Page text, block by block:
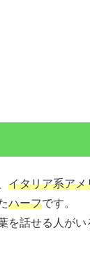
イタリア系アメ
ハーフです。
を話せる人がい